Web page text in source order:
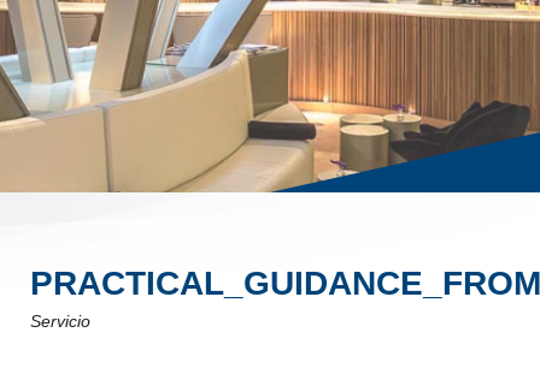
Servicio